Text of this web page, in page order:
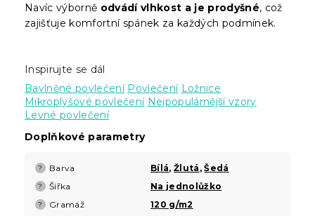
Navíc výborně odvádí vlhkost a je prodyšné, což
zajišťuje komfortní spánek za každých podmínek.
Inspirujte se dál
Bavlněné povlečení Povlečení Ložnice
Mikroplyšové povlečení Nejpopulárnější vzory
Levné povlečení
Doplňkové parametry
? Barva Bílá,Žlutá ,Šedá
? Šířka Na jednolůžko
? Gramáž 120 g/m2